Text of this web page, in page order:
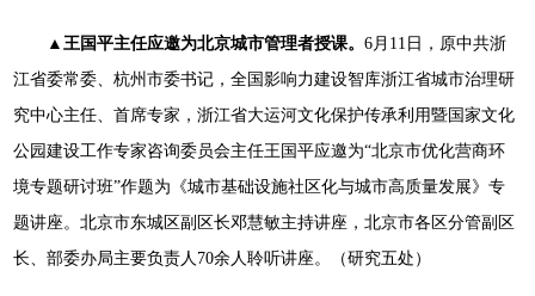
▲王国平主任应邀为北京城市管理者授课。6月11日，原中共浙
江省委常委、杭州市委书记，全国影响力建设智库浙江省城市治理研
究中心主任、首席专家，浙江省大运河文化保护传承利用暨国家文化
公园建设工作专家咨询委员会主任王国平应邀为“北京市优化营商环
境专题研讨班”作题为《城市基础设施社区化与城市高质量发展》专
题讲座。北京市东城区副区长邓慧敏主持讲座，北京市各区分管副区
长、部委办局主要负责人70余人聆听讲座。（研究五处）